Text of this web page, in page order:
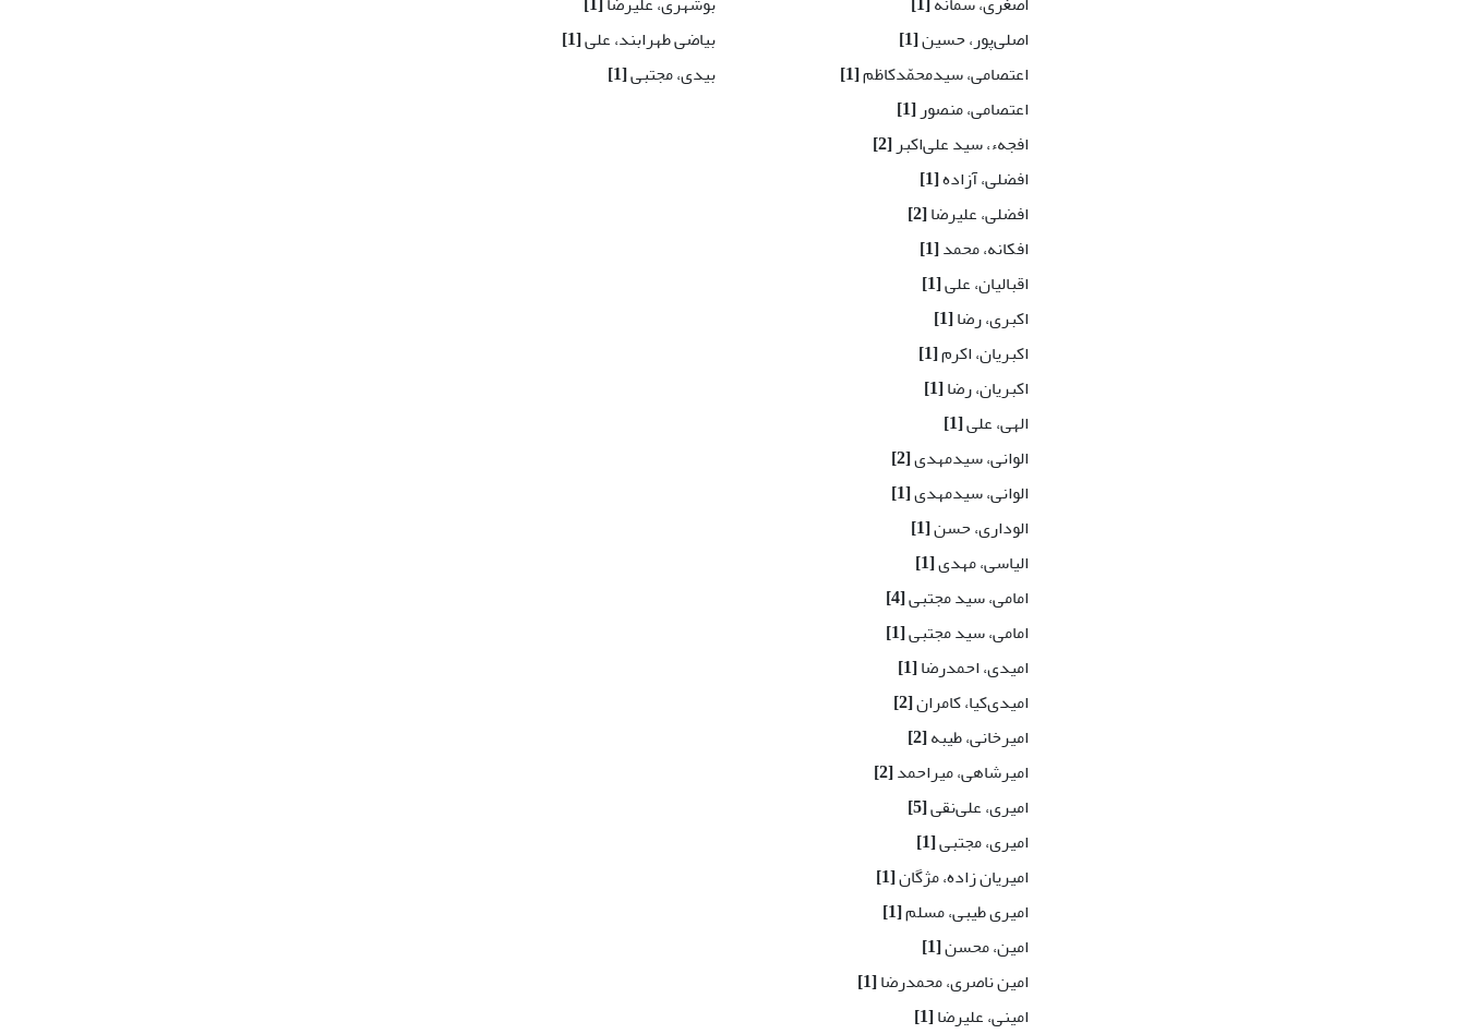
اصلی‌پور، حسین[1]
اعتصامی، سیدمحمّدکاظم[1]
اعتصامی، منصور[1]
افجهء، سید علی‌اکبر[2]
افضلی، آزاده[1]
افضلی، علیرضا[2]
افکانه، محمد[1]
اقبالیان، علی[1]
اکبری، رضا[1]
اکبریان، اکرم[1]
اکبریان، رضا[1]
الهی، علی[1]
الوانی، سیدمهدی[2]
الوانی، سیدمهدی[1]
الوداری، حسن[1]
الیاسی، مهدی[1]
امامی، سید مجتبی[4]
امامی، سید مجتبی[1]
امیدی، احمدرضا[1]
امیدی‌کیا، کامران[2]
امیرخانی، طیبه[2]
امیرشاهی، میراحمد[2]
امیری، علی‌نقی[5]
امیری، مجتبی[1]
امیریان زاده، مژگان[1]
امیری طیبی، مسلم[1]
امین، محسن[1]
امین ناصری، محمدرضا[1]
امینی، علیرضا[1]
بیاضی طهرابند، علی[1]
بیدی، مجتبی[1]